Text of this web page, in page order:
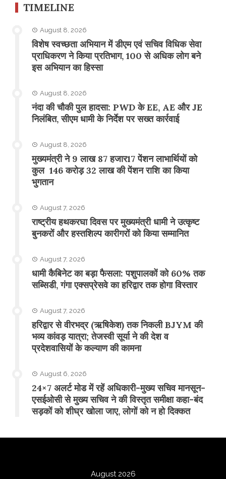
TIMELINE
August 8, 2026
विशेष स्वच्छता अभियान में डीएम एवं सचिव विधिक सेवा
प्राधिकरण ने किया प्रतिभाग, 100 से अधिक लोग बने
इस अभियान का हिस्सा
August 8, 2026
नंदा की चौकी पुल हादसा: PWD के EE, AE और JE
निलंबित, सीएम धामी के निर्देश पर सख्त कार्रवाई
August 8, 2026
मुख्यमंत्री ने 9 लाख 87 हजार17 पेंशन लाभार्थियों को
कुल 146 करोड़ 32 लाख की पेंशन राशि का किया
भुगतान
August 7, 2026
राष्ट्रीय हथकरघा दिवस पर मुख्यमंत्री धामी ने उत्कृष्ट
बुनकरों और हस्तशिल्प कारीगरों को किया सम्मानित
August 7, 2026
​धामी कैबिनेट का बड़ा फैसला: पशुपालकों को 60% तक
सब्सिडी, गंगा एक्सप्रेसवे का हरिद्वार तक होगा विस्तार
August 7, 2026
​हरिद्वार से वीरभद्र (ऋषिकेश) तक निकली BJYM की
भव्य कांवड़ यात्रा; तेजस्वी सूर्या ने की देश व
प्रदेशवासियों के कल्याण की कामना
August 6, 2026
24×7 अलर्ट मोड में रहें अधिकारी-मुख्य सचिव मानसून-
एसईओसी से मुख्य सचिव ने की विस्तृत समीक्षा कहा-बंद
सड़कों को शीघ्र खोला जाए, लोगों को न हो दिक्कत
August 2026